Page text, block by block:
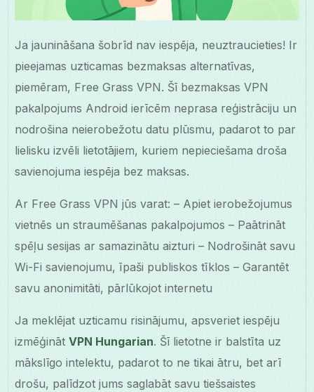
Ja jaunināšana šobrīd nav iespēja, neuztraucieties! Ir
pieejamas uzticamas bezmaksas alternatīvas,
piemēram, Free Grass VPN. Šī bezmaksas VPN
pakalpojums Android ierīcēm neprasa reģistrāciju un
nodrošina neierobežotu datu plūsmu, padarot to par
lielisku izvēli lietotājiem, kuriem nepieciešama droša
savienojuma iespēja bez maksas.
Ar Free Grass VPN jūs varat: – Apiet ierobežojumus
vietnēs un straumēšanas pakalpojumos – Paātrināt
spēļu sesijas ar samazinātu aizturi – Nodrošināt savu
Wi-Fi savienojumu, īpaši publiskos tīklos – Garantēt
savu anonimitāti, pārlūkojot internetu
Ja meklējat uzticamu risinājumu, apsveriet iespēju
izmēģinātVPN Hungarian. Šī lietotne ir balstīta uz
mākslīgo intelektu, padarot to ne tikai ātru, bet arī
drošu, palīdzot jums saglabāt savu tiešsaistes